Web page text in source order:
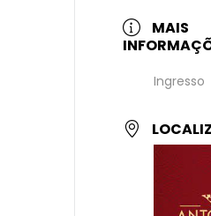
MAIS
Ingresso